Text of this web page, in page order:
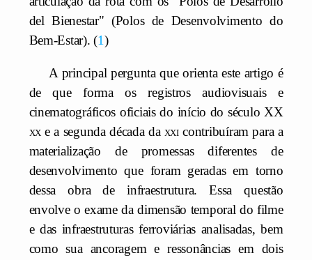
del Bienestar" (Polos de Desenvolvimento do
Bem-Estar). 1
A principal pergunta que orienta este artigo é
de que forma os registros audiovisuais e
cinematográficos oficiais do início do século XX
xxe a segunda década da xxicontribuíram para a
materialização de promessas diferentes de
desenvolvimento que foram geradas em torno
dessa obra de infraestrutura. Essa questão
envolve o exame da dimensão temporal do filme
e das infraestruturas ferroviárias analisadas, bem
como sua ancoragem e ressonâncias em dois